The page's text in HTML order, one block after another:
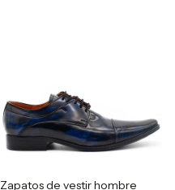
Zapatos de vestir hombre